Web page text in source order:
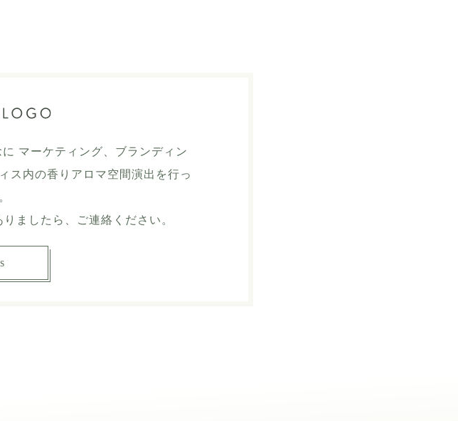
マーケティング、ブランディン
ス内の香りアロマ空間演出を行っ
ましたら、ご連絡ください。